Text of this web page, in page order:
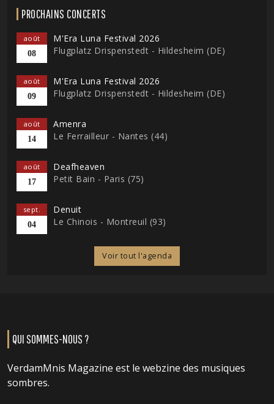
PROCHAINS CONCERTS
août
08
M'Era Luna Festival 2026
Flugplatz Drispenstedt - Hildesheim (DE)
août
09
M'Era Luna Festival 2026
Flugplatz Drispenstedt - Hildesheim (DE)
août
14
Amenra
Le Ferrailleur - Nantes (44)
août
17
Deafheaven
Petit Bain - Paris (75)
sept.
04
Denuit
Le Chinois - Montreuil (93)
Voir tout l'agenda
QUI SOMMES-NOUS ?
VerdamMnis Magazine est le webzine des musiques
sombres.